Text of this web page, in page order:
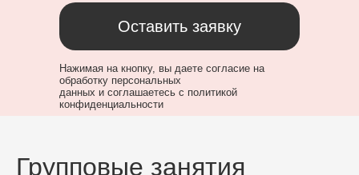
Оставить заявку
Нажимая на кнопку, вы даете согласие на
обработку персональных
данных и соглашаетесь c политикой
конфиденциальности
Групповые занятия